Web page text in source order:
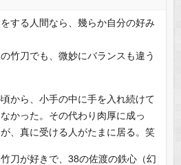
する人間なら、幾らか自分の好み
竹刀でも、微妙にバランスも違う
から、小手の中に手を入れ続けて
かった。その代わり肉厚に成っ
、真に受ける人がたまに居る。笑
刀が好きで、38の佐渡の鉄心（幻